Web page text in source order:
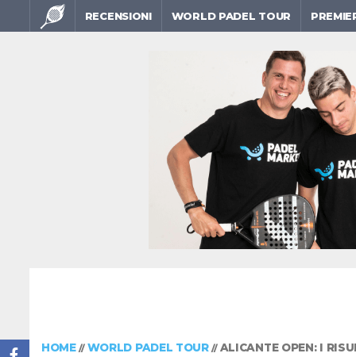
RECENSIONI WORLD PADEL TOUR
HOME// WORLD PADEL TOUR// ALICANTE OPEN: I